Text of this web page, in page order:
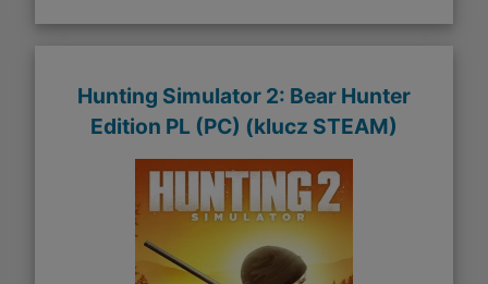
Hunting Simulator 2: Bear Hunter
Edition PL (PC) (klucz STEAM)